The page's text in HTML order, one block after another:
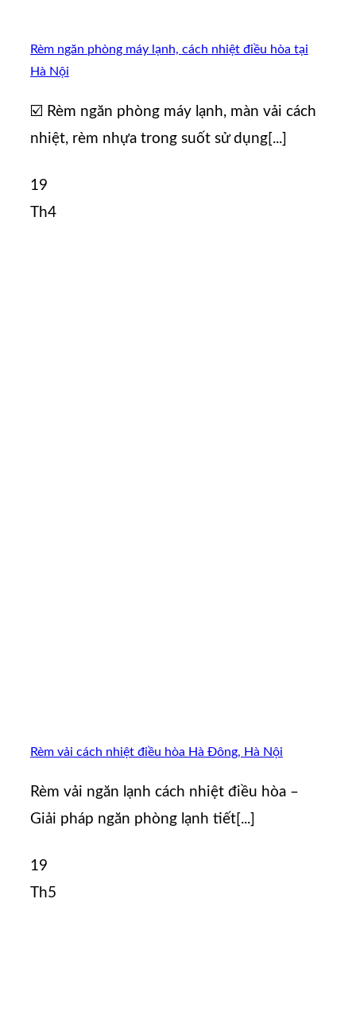
Rèm ngăn phòng máy lạnh, cách nhiệt điều hòa tại
Hà Nội
☑️ Rèm ngăn phòng máy lạnh, màn vải cách
nhiệt, rèm nhựa trong suốt sử dụng[...]
19
Th4
Rèm vải cách nhiệt điều hòa Hà Đông, Hà Nội
Rèm vải ngăn lạnh cách nhiệt điều hòa –
Giải pháp ngăn phòng lạnh tiết[...]
19
Th5